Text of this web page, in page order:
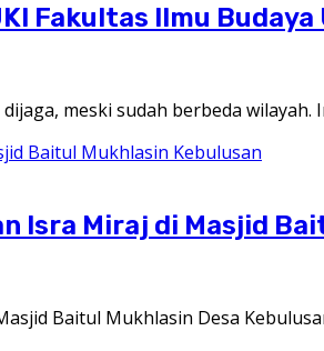
Fakultas Ilmu Budaya
meski sudah berbeda
Isra Miraj di Masjid
Baitul Mukhlasin Desa